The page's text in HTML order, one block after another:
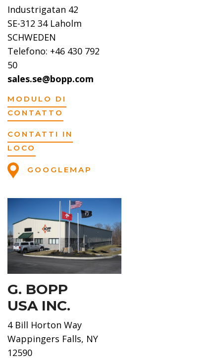
Industrigatan 42
SE-312 34 Laholm
SCHWEDEN
Telefono: +46 430 792
50
sales.se@bopp.com
MODULO DI
CONTATTO
CONTATTI IN
LOCO
GOOGLEMAP
G. BOPP
USA INC.
4 Bill Horton Way
Wappingers Falls, NY
12590